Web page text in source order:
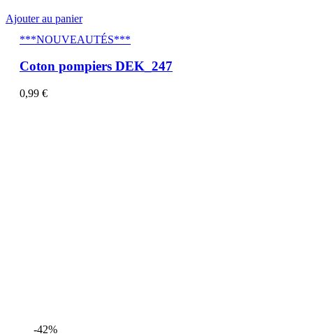
Ajouter au panier
***NOUVEAUTÉS***
Coton pompiers DEK_247
0,99 €
-42%